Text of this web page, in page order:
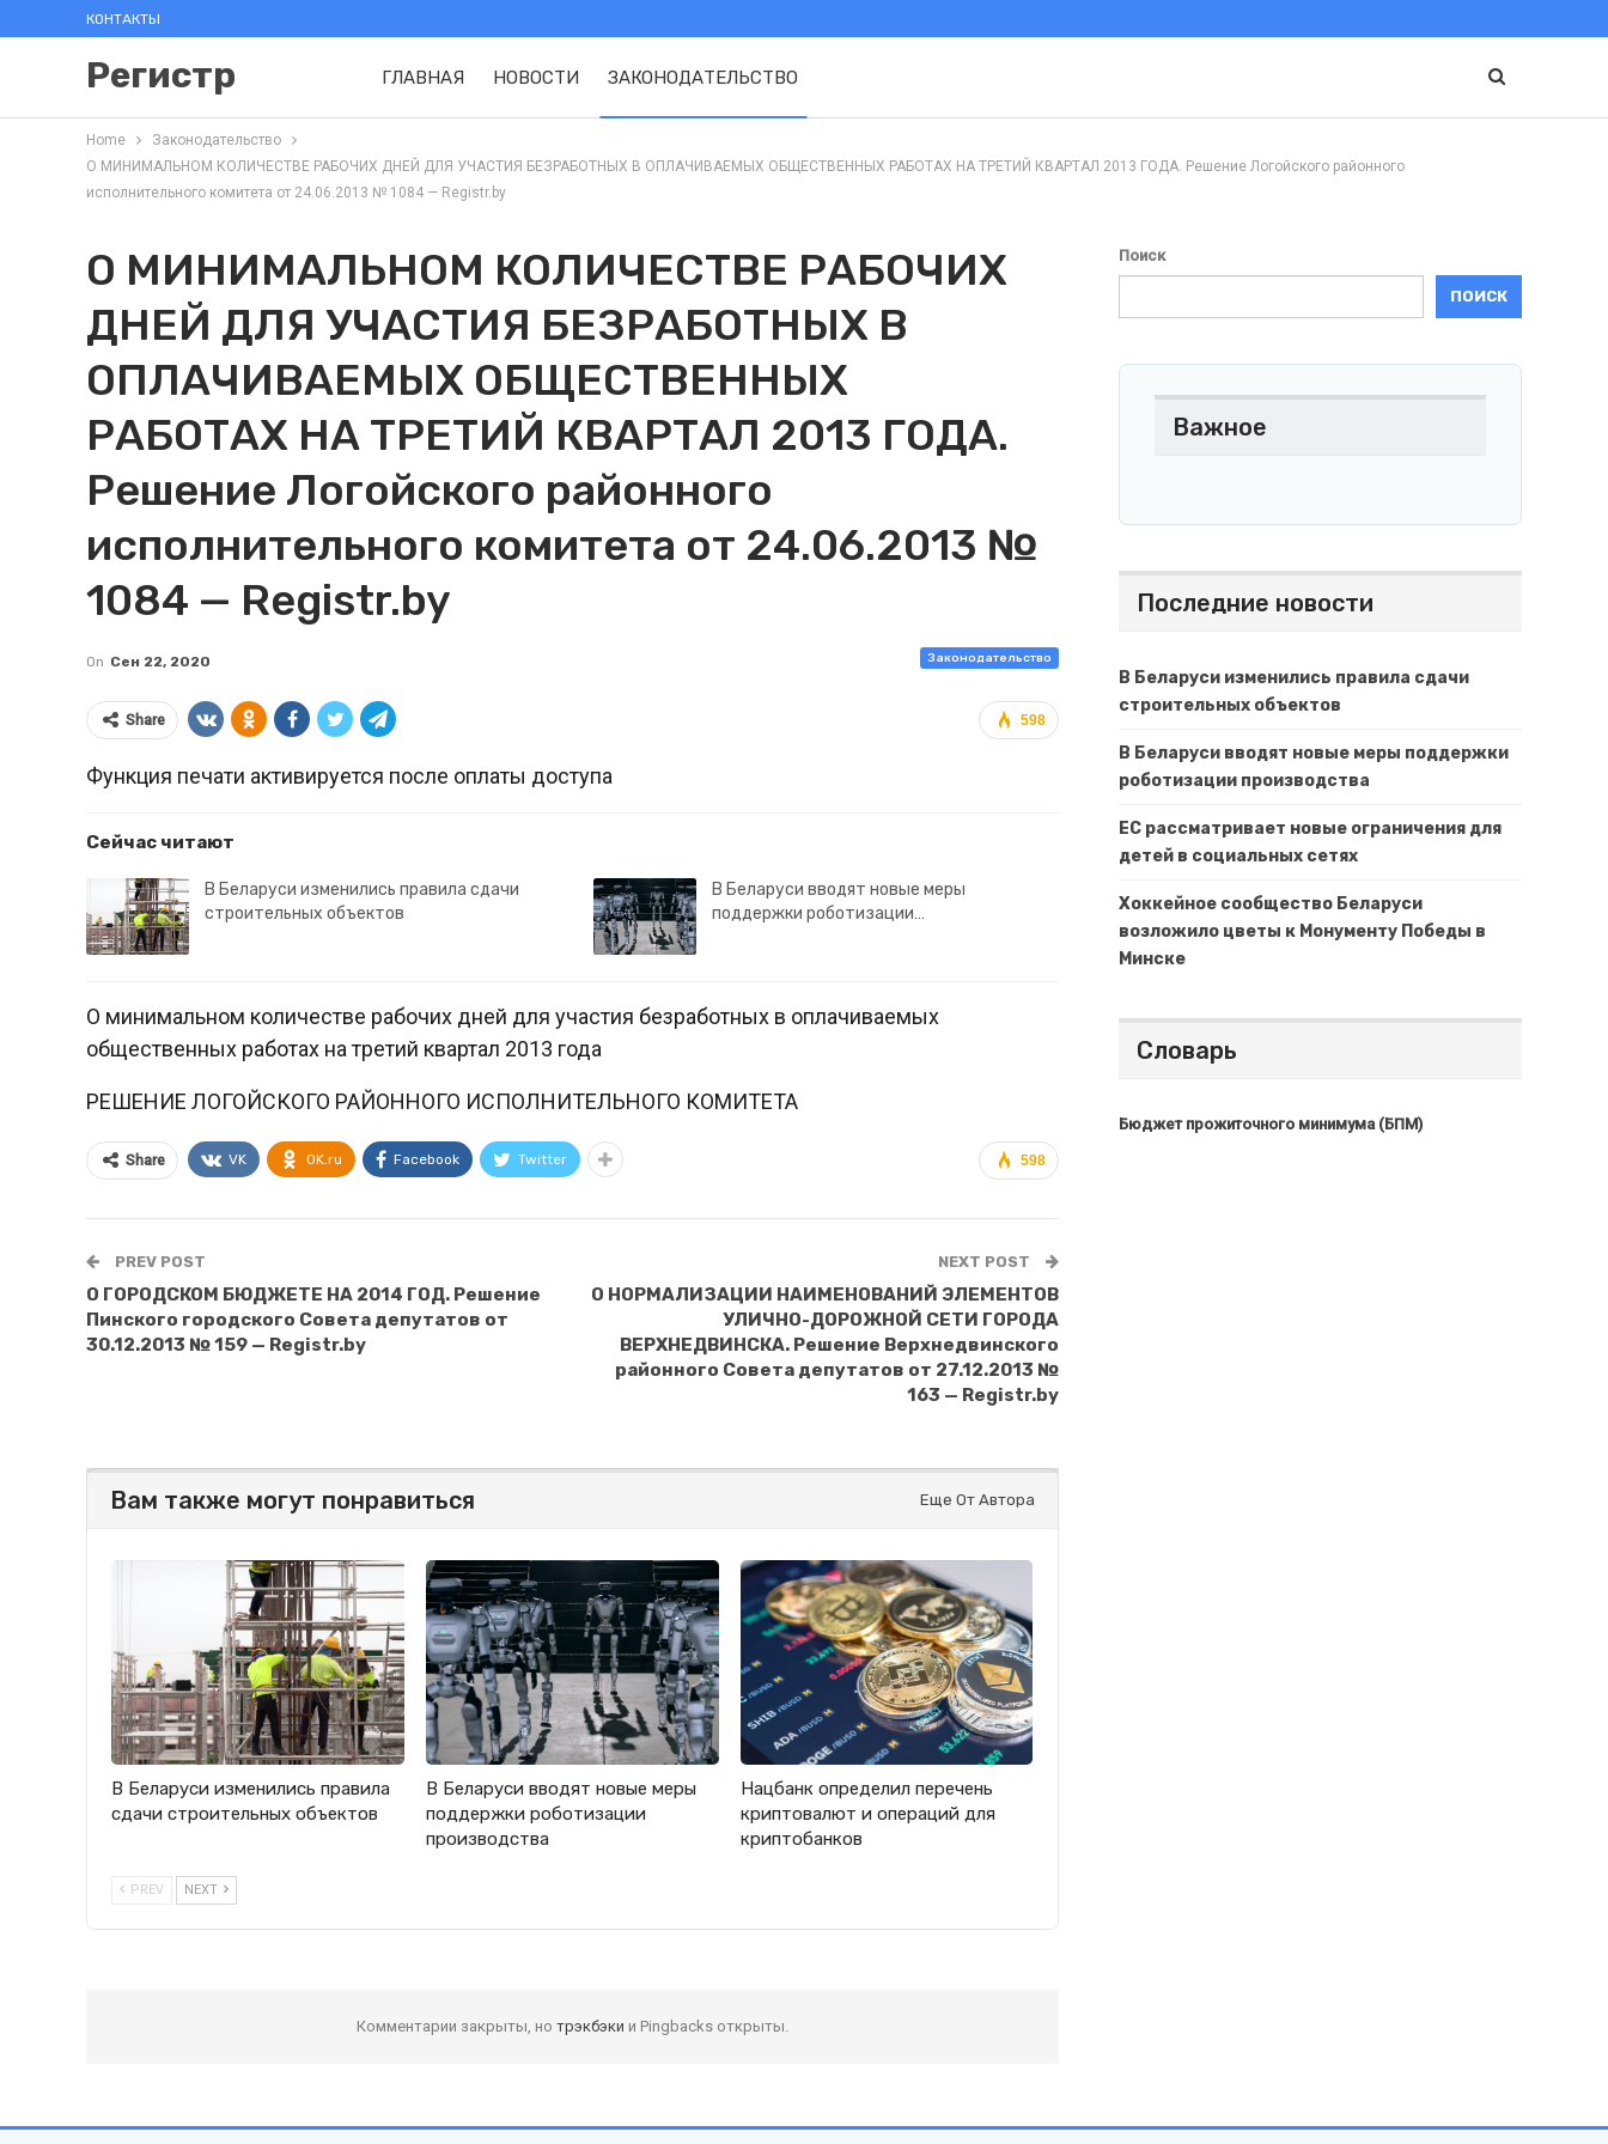
КОНТАКТЫ
Регистр ГЛАВНАЯ НОВОСТИ ЗАКОНОДАТЕЛЬСТВО
Home
Законодательство
О МИНИМАЛЬНОМ КОЛИЧЕСТВЕ РАБОЧИХ ДНЕЙ ДЛЯ УЧАСТИЯ БЕЗРАБОТНЫХ В ОПЛАЧИВАЕМЫХ ОБЩЕСТВЕННЫХ РАБОТАХ НА ТРЕТИЙ КВАРТАЛ 2013 ГОДА. Решение Логойского районного
исполнительного комитета от 24.06.2013 № 1084 — Registr.by
О МИНИМАЛЬНОМ КОЛИЧЕСТВЕ РАБОЧИХ
ДНЕЙ ДЛЯ УЧАСТИЯ БЕЗРАБОТНЫХ В
ОПЛАЧИВАЕМЫХ ОБЩЕСТВЕННЫХ
РАБОТАХ НА ТРЕТИЙ КВАРТАЛ 2013 ГОДА.
Решение Логойского районного
исполнительного комитета от 24.06.2013 №
1084 — Registr.by
Законодательство
On Сен 22, 2020
598
Share
Функция печати активируется после оплаты доступа
Сейчас читают
В Беларуси изменились правила сдачи
строительных объектов
В Беларуси вводят новые меры
поддержки роботизации…
О минимальном количестве рабочих дней для участия безработных в оплачиваемых
общественных работах на третий квартал 2013 года
РЕШЕНИЕ ЛОГОЙСКОГО РАЙОННОГО ИСПОЛНИТЕЛЬНОГО КОМИТЕТА
598
Share VK OK.ru Facebook Twitter
PREV POST
О ГОРОДСКОМ БЮДЖЕТЕ НА 2014 ГОД. Решение
Пинского городского Совета депутатов от
30.12.2013 № 159 — Registr.by
NEXT POST
О НОРМАЛИЗАЦИИ НАИМЕНОВАНИЙ ЭЛЕМЕНТОВ
УЛИЧНО-ДОРОЖНОЙ СЕТИ ГОРОДА
ВЕРХНЕДВИНСКА. Решение Верхнедвинского
районного Совета депутатов от 27.12.2013 №
163 — Registr.by
Вам также могут понравиться Еще От Автора
В Беларуси изменились правила
сдачи строительных объектов
В Беларуси вводят новые меры
поддержки роботизации
производства
Нацбанк определил перечень
криптовалют и операций для
криптобанков
PREV NEXT
Комментарии закрыты, но трэкбэки и Pingbacks открыты.
Поиск
ПОИСК
Важное
Последние новости
В Беларуси изменились правила сдачи
строительных объектов
В Беларуси вводят новые меры поддержки
роботизации производства
ЕС рассматривает новые ограничения для
детей в социальных сетях
Хоккейное сообщество Беларуси
возложило цветы к Монументу Победы в
Минске
Словарь
Бюджет прожиточного минимума (БПМ)